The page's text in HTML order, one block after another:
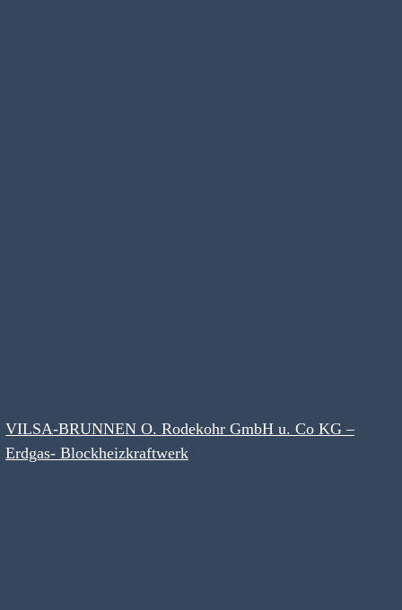
VILSA-BRUNNEN O. Rodekohr GmbH u. Co KG –
Erdgas- Blockheizkraftwerk